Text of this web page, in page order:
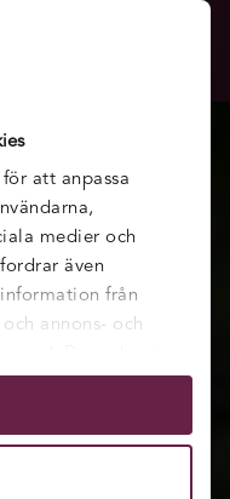
att anpassa
medier och
även
från
annons- och
eller som
deras tjänster.